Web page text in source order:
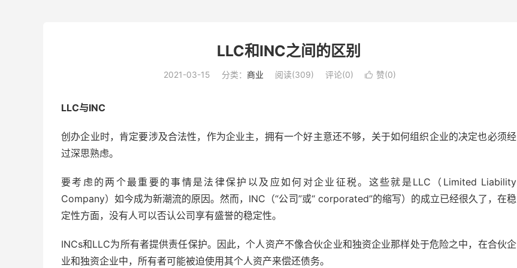
LLC和INC之间的区别
2021-03-15 分类： 商业 阅读(309) 评论(0)  赞(0)
LLC与INC
创办企业时，肯定要涉及合法性，作为企业主，拥有一个好主意还不够，关于如何组织企业的决定也必须经
过深思熟虑。
要考虑的两个最重要的事情是法律保护以及应如何对企业征税。这些就是LLC（Limited Liability
Company）如今成为新潮流的原因。然而，INC（“公司”或“ corporated”的缩写）的成立已经很久了，在稳
定性方面，没有人可以否认公司享有盛誉的稳定性。
INCs和LLC为所有者提供责任保护。因此，个人资产不像合伙企业和独资企业那样处于危险之中，在合伙企
业和独资企业中，所有者可能被迫使用其个人资产来偿还债务。